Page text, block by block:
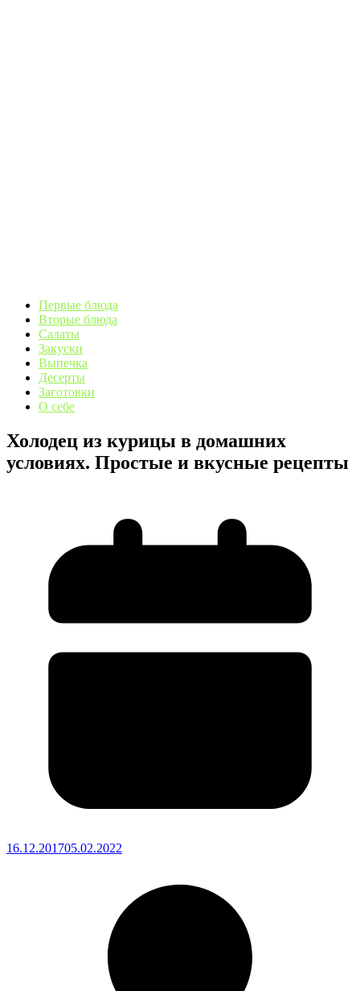
Первые блюда
Вторые блюда
Салаты
Закуски
Выпечка
Десерты
Заготовки
О себе
Холодец из курицы в домашних
условиях. Простые и вкусные рецепты
16.12.201705.02.2022